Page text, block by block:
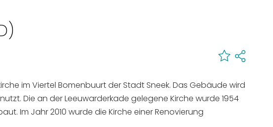
Sehenswürdigkeiten
im Viertel Bomenbuurt der Stadt Sneek. Das Gebäude wird
Die an der Leeuwarderkade gelegene Kirche wurde 1954
Im Jahr 2010 wurde die Kirche einer Renovierung